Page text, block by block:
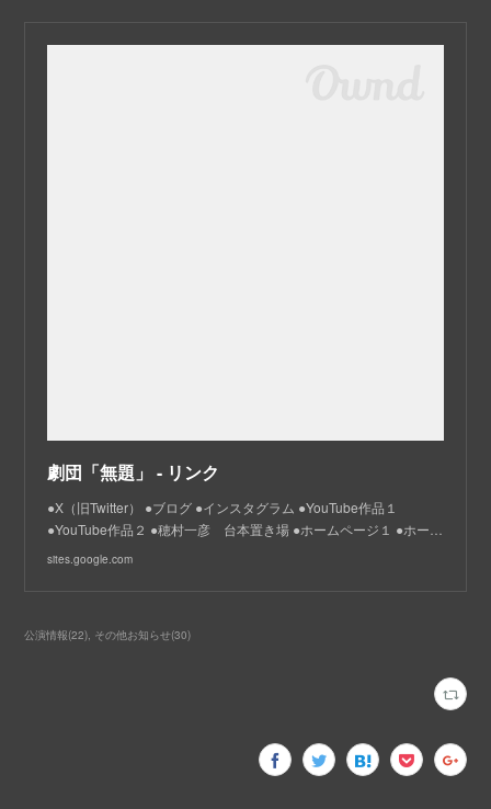
劇団「無題」 - リンク
●X（旧Twitter） ●ブログ ●インスタグラム ●YouTube作品１
●YouTube作品２ ●穂村一彦 台本置き場 ●ホームページ１ ●ホー…
sites.google.com
公演情報(22) その他お知らせ(30)